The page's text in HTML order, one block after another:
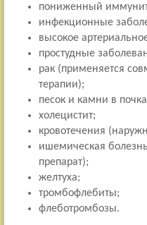
пониженный
инфекционные
высокое
простудные
рак (применяется
терапии);
песок и камни в
холецистит;
кровотечения
ишемическая
препарат);
желтуха;
тромбофлебиты;
флеботромбозы.